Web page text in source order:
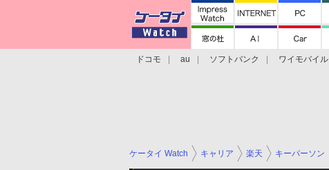
ドコモ au ソフトバンク ワイモバイル
ケータイ Watch キャリア 楽天 キーパーソン